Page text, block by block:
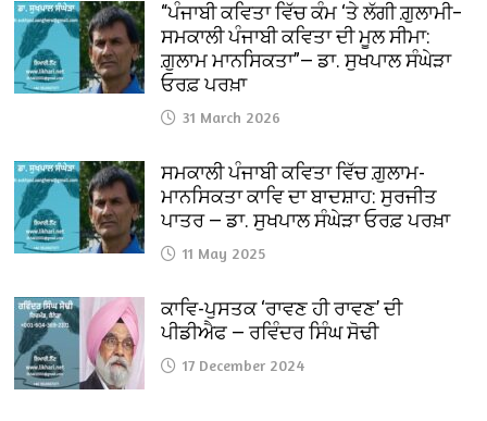
“ਪੰਜਾਬੀ ਕਵਿਤਾ ਵਿੱਚ ਕੰਮ ‘ਤੇ ਲੱਗੀ ਗ਼ੁਲਾਮੀ–
ਸਮਕਾਲੀ ਪੰਜਾਬੀ ਕਵਿਤਾ ਦੀ ਮੂਲ ਸੀਮਾ:
ਗ਼ੁਲਾਮ ਮਾਨਸਿਕਤਾ”— ਡਾ. ਸੁਖਪਾਲ ਸੰਘੇੜਾ
ਓਰਫ਼ ਪਰਖ਼ਾ
31 March 2026
ਸਮਕਾਲੀ ਪੰਜਾਬੀ ਕਵਿਤਾ ਵਿੱਚ ਗ਼ੁਲਾਮ-
ਮਾਨਸਿਕਤਾ ਕਾਵਿ ਦਾ ਬਾਦਸ਼ਾਹ: ਸੁਰਜੀਤ
ਪਾਤਰ — ਡਾ. ਸੁਖਪਾਲ ਸੰਘੇੜਾ ਓਰਫ਼ ਪਰਖ਼ਾ
11 May 2025
ਕਾਵਿ-ਪੁਸਤਕ ‘ਰਾਵਣ ਹੀ ਰਾਵਣ’ ਦੀ
ਪੀਡੀਐਫ — ਰਵਿੰਦਰ ਸਿੰਘ ਸੋਢੀ
17 December 2024